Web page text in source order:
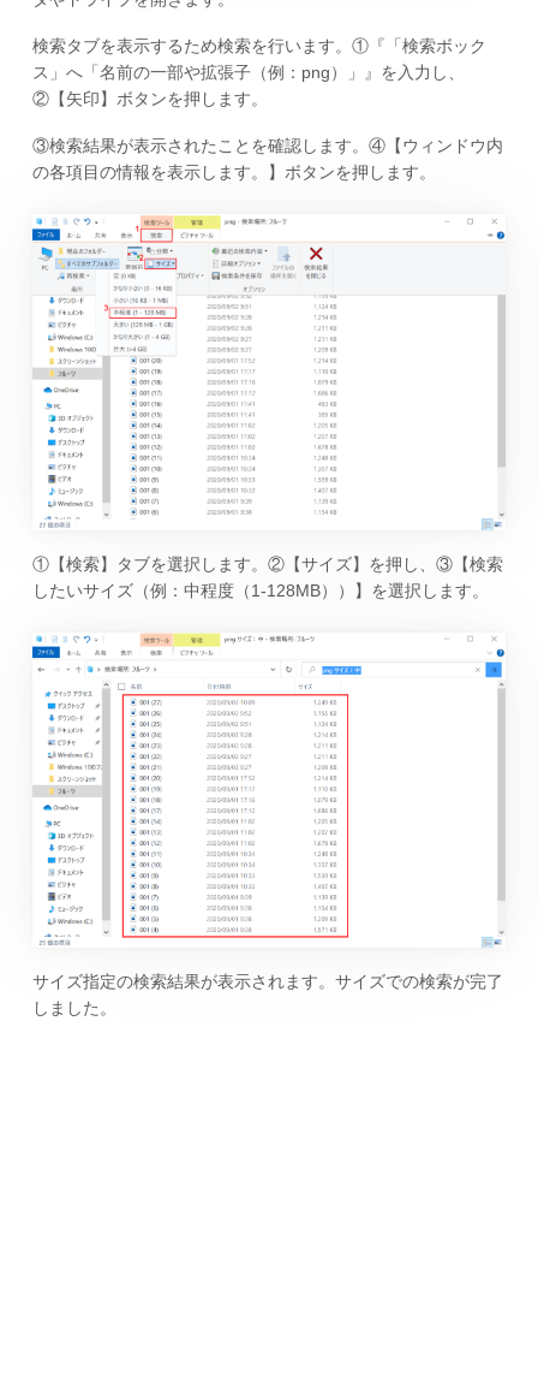
検索タブを表示するため検索を行います。①『「検索ボック
ス」へ「名前の一部や拡張子（例：png）」』を入力し、
②【矢印】ボタンを押します。
③検索結果が表示されたことを確認します。④【ウィンドウ内
の各項目の情報を表示します。】ボタンを押します。
①【検索】タブを選択します。②【サイズ】を押し、③【検索
したいサイズ（例：中程度（1-128MB））】を選択します。
サイズ指定の検索結果が表示されます。サイズでの検索が完了
しました。